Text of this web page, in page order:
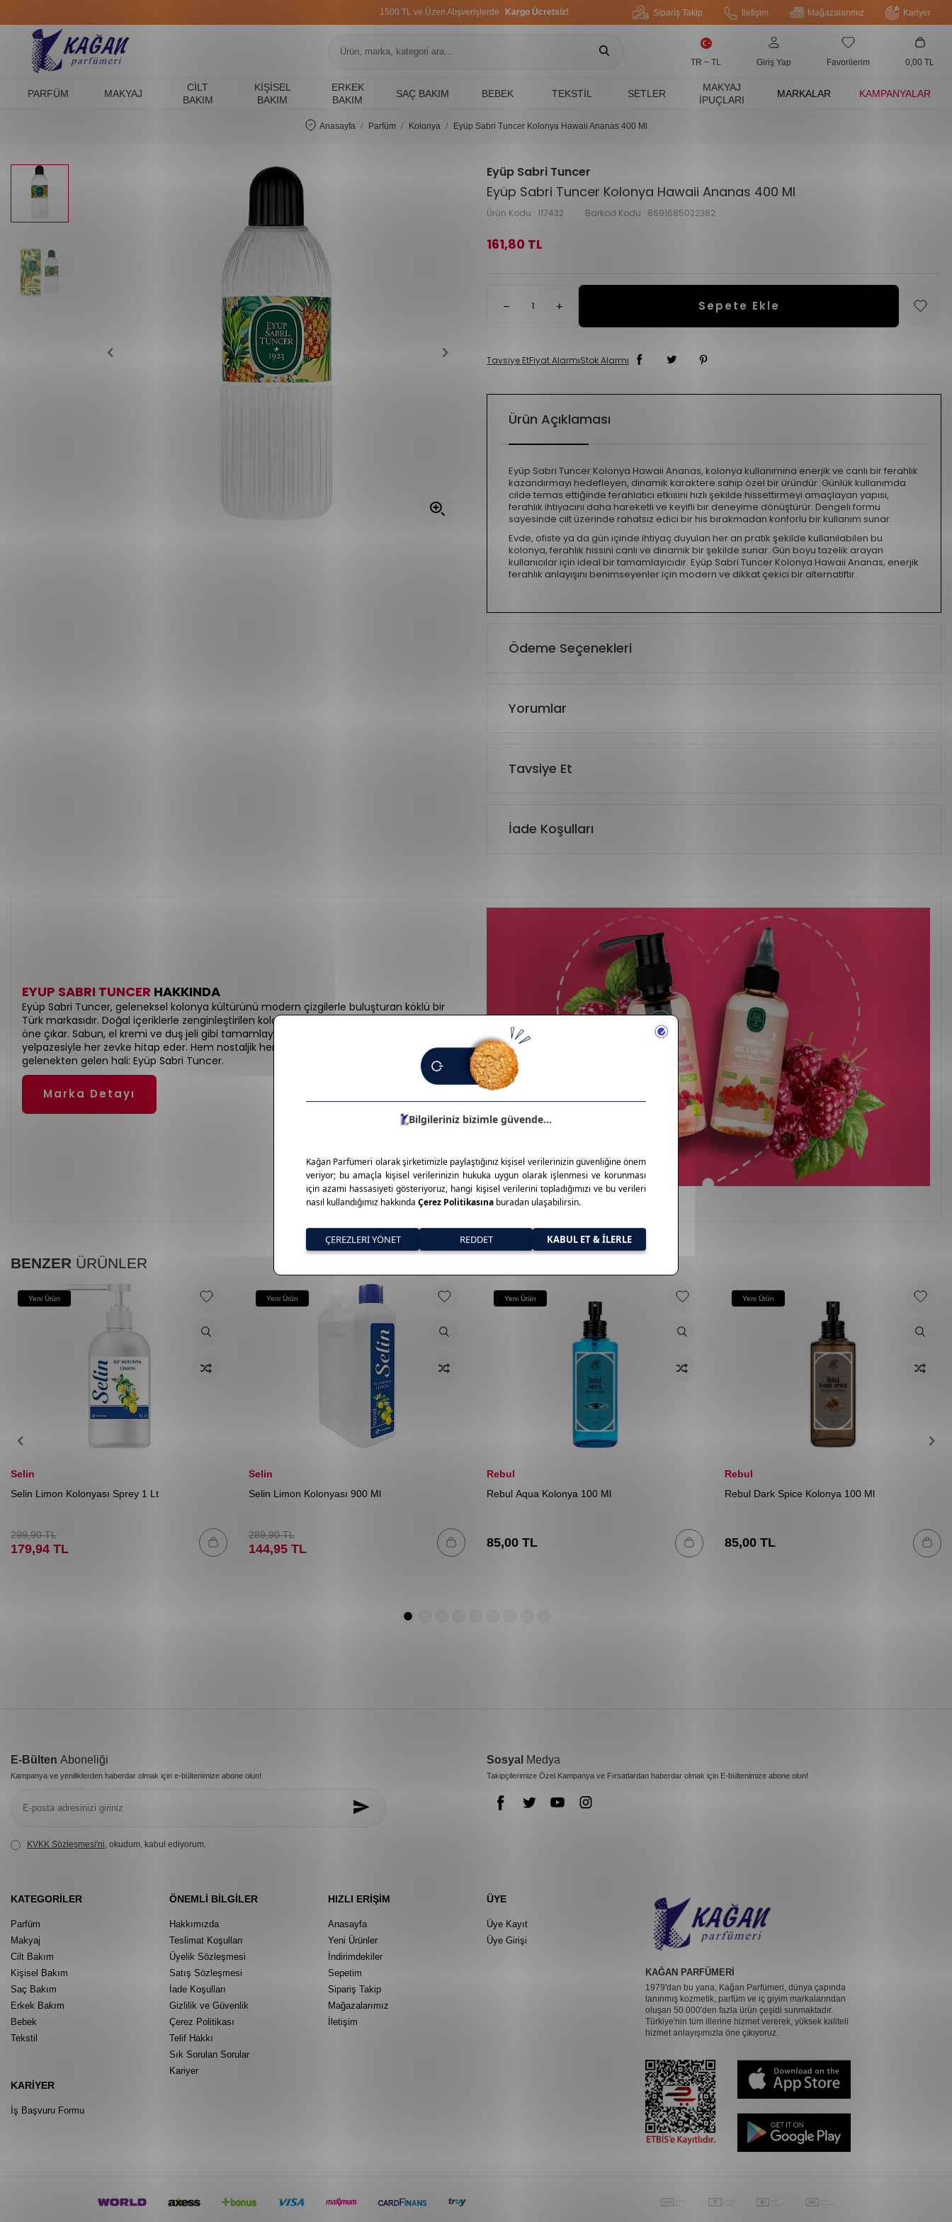
1500 TL ve Üzeri Alışverişlerde Kargo Ücretsiz! Sipariş Takip İletişim Mağazalarımız Kariyer
TR − TL Giriş Yap Favorilerim 0,00 TL
PARFÜM MAKYAJ
CILT
BAKIM
KIŞISEL
BAKIM
ERKEK
BAKIM
SAÇ BAKIM BEBEK TEKSTIL SETLER
MAKYAJ
İPUÇLARI
MARKALAR KAMPANYALAR
Anasayfa Parfüm Kolonya Eyüp Sabri Tuncer Kolonya Hawaii Ananas 400 Ml
Eyüp Sabri Tuncer
Eyüp Sabri Tuncer Kolonya Hawaii Ananas 400 Ml
Ürün Kodu : 117432 Barkod Kodu : 8691685022382
161,80 TL
Sepete Ekle
Tavsiye EtFiyat AlarmıStok Alarmı
Ürün Açıklaması
Eyüp Sabri Tuncer Kolonya Hawaii Ananas, kolonya kullanımına enerjik ve canlı bir ferahlık
kazandırmayı hedefleyen, dinamik karaktere sahip özel bir üründür. Günlük kullanımda
cilde temas ettiğinde ferahlatıcı etkisini hızlı şekilde hissettirmeyi amaçlayan yapısı,
ferahlık ihtiyacını daha hareketli ve keyifli bir deneyime dönüştürür. Dengeli formu
sayesinde cilt üzerinde rahatsız edici bir his bırakmadan konforlu bir kullanım sunar.
Evde, ofiste ya da gün içinde ihtiyaç duyulan her an pratik şekilde kullanılabilen bu
kolonya, ferahlık hissini canlı ve dinamik bir şekilde sunar. Gün boyu tazelik arayan
kullanıcılar için ideal bir tamamlayıcıdır. Eyüp Sabri Tuncer Kolonya Hawaii Ananas, enerjik
ferahlık anlayışını benimseyenler için modern ve dikkat çekici bir alternatiftir.
Ödeme Seçenekleri
Yorumlar
Tavsiye Et
İade Koşulları
EYUP SABRI TUNCER HAKKINDA
Eyüp Sabri Tuncer, geleneksel kolonya kültürünü modern çizgilerle buluşturan köklü bir
Türk markasıdır. Doğal içeriklerle zenginleştirilen kolonyaları ferahlatıcı ve kalıcı etkisiyle
öne çıkar. Sabun, el kremi ve duş jeli gibi tamamlayıcı bakım ürünleri de sunar. Geniş koku
yelpazesiyle her zevke hitap eder. Hem nostaljik hem yenilikçi bir duruş sergiler. Ferahlığın
gelenekten gelen hali: Eyüp Sabri Tuncer.
Marka Detayı
BENZER ÜRÜNLER
Yeni Ürün
Selin
Selin Limon Kolonyası Sprey 1 Lt
299,90TL
179,94 TL
Yeni Ürün
Selin
Selin Limon Kolonyası 900 Ml
289,90TL
144,95 TL
Yeni Ürün
Rebul
Rebul Aqua Kolonya 100 Ml
85,00 TL
Yeni Ürün
Rebul
Rebul Dark Spice Kolonya 100 Ml
85,00 TL
E-Bülten Aboneliği
Kampanya ve yeniliklerden haberdar olmak için e-bültenimize abone olun!
KVKK Sözleşmesi'ni , okudum, kabul ediyorum.
Sosyal Medya
Takipçilerimize Özel Kampanya ve Fırsatlardan haberdar olmak için E-bültenimize abone olun!
KATEGORILER
Parfüm
Makyaj
Cilt Bakım
Kişisel Bakım
Saç Bakım
Erkek Bakım
Bebek
Tekstil
ÖNEMLI BILGILER
Hakkımızda
Teslimat Koşulları
Üyelik Sözleşmesi
Satış Sözleşmesi
İade Koşulları
Gizlilik ve Güvenlik
Çerez Politikası
Telif Hakkı
Sık Sorulan Sorular
Kariyer
HIZLI ERIŞIM
Anasayfa
Yeni Ürünler
İndirimdekiler
Sepetim
Sipariş Takip
Mağazalarımız
İletişim
ÜYE
Üye Kayıt
Üye Girişi
KARIYER
İş Başvuru Formu
KAĞAN PARFÜMERİ
1979'dan bu yana, Kağan Parfümeri, dünya çapında
tanınmış kozmetik, parfüm ve iç giyim markalarından
oluşan 50.000'den fazla ürün çeşidi sunmaktadır.
Türkiye'nin tüm illerine hizmet vererek, yüksek kaliteli
hizmet anlayışımızla öne çıkıyoruz.